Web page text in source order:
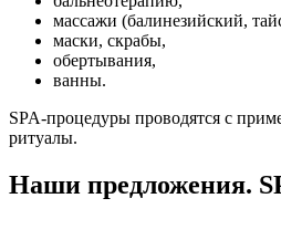
массажи (балинезийский,
маски, скрабы,
обертывания,
ванны.
SPA-процедуры проводятся с
ритуалы.
Наши предложения.